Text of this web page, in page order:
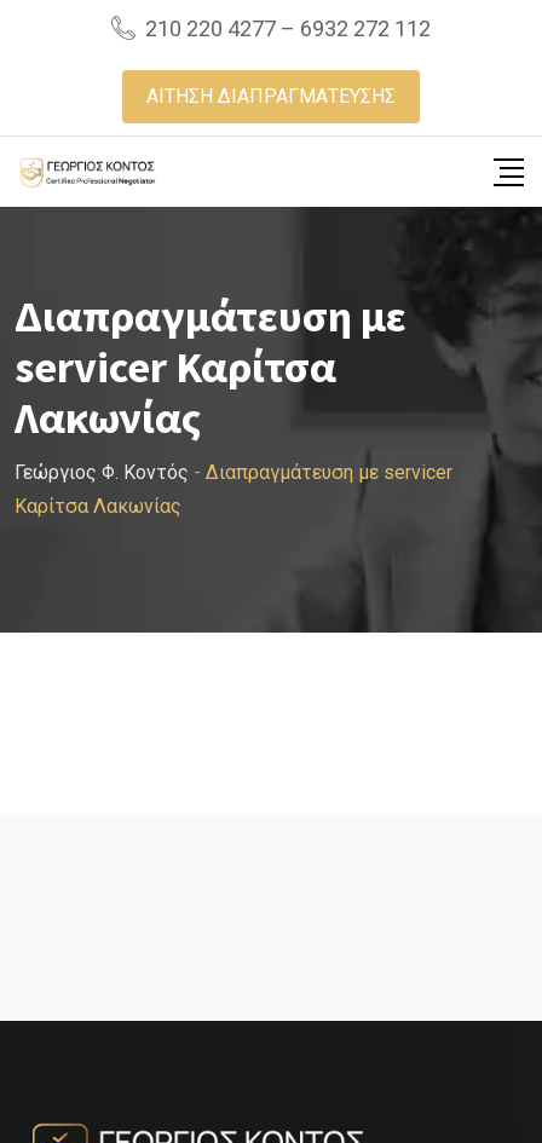
210 220 4277 – 6932 272 112
ΑΙΤΗΣΗ ΔΙΑΠΡΑΓΜΑΤΕΥΣΗΣ
Διαπραγμάτευση με
servicer Καρίτσα
Λακωνίας
Γεώργιος Φ. Κοντός - Διαπραγμάτευση με servicer
Καρίτσα Λακωνίας